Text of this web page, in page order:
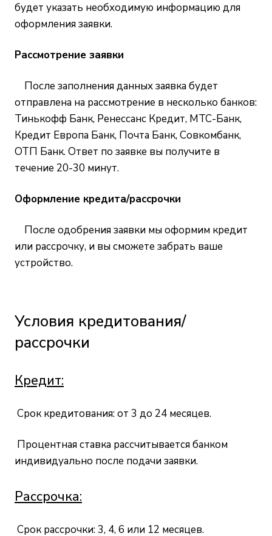
будет указать необходимую информацию для
оформления заявки.
Рассмотрение заявки
После заполнения данных заявка будет
отправлена на рассмотрение в несколько банков:
Тинькофф Банк, Ренессанс Кредит, МТС-Банк,
Кредит Европа Банк, Почта Банк, Совкомбанк,
ОТП Банк. Ответ по заявке вы получите в
течение 20-30 минут.
Оформление кредита/рассрочки
После одобрения заявки мы оформим кредит
или рассрочку, и вы сможете забрать ваше
устройство.
Условия кредитования/
рассрочки
Кредит:
Срок кредитования: от 3 до 24 месяцев.
Процентная ставка рассчитывается банком
индивидуально после подачи заявки.
Рассрочка:
Срок рассрочки: 3, 4, 6 или 12 месяцев.